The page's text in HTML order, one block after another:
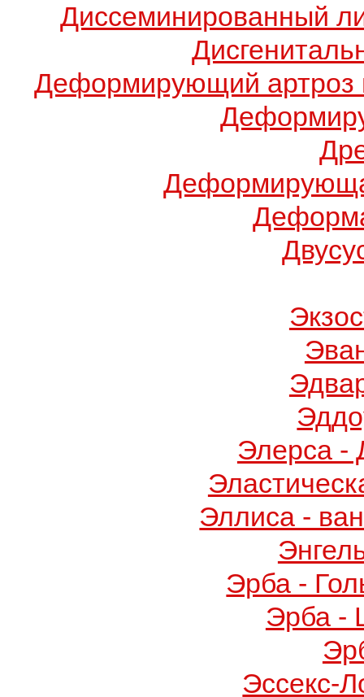
Диссеминированный
Деформирующий артроз
Элерса -
Эллиса -
Эрба -
Эрба -
Эссекс-